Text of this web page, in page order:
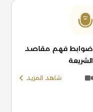
ضوابط فهم مقاصد
الشريعة
شاهد المزيد